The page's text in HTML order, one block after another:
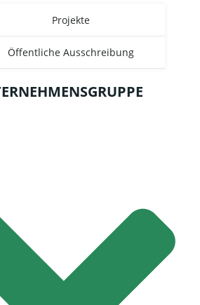
Projekte
Öffentliche Ausschreibung